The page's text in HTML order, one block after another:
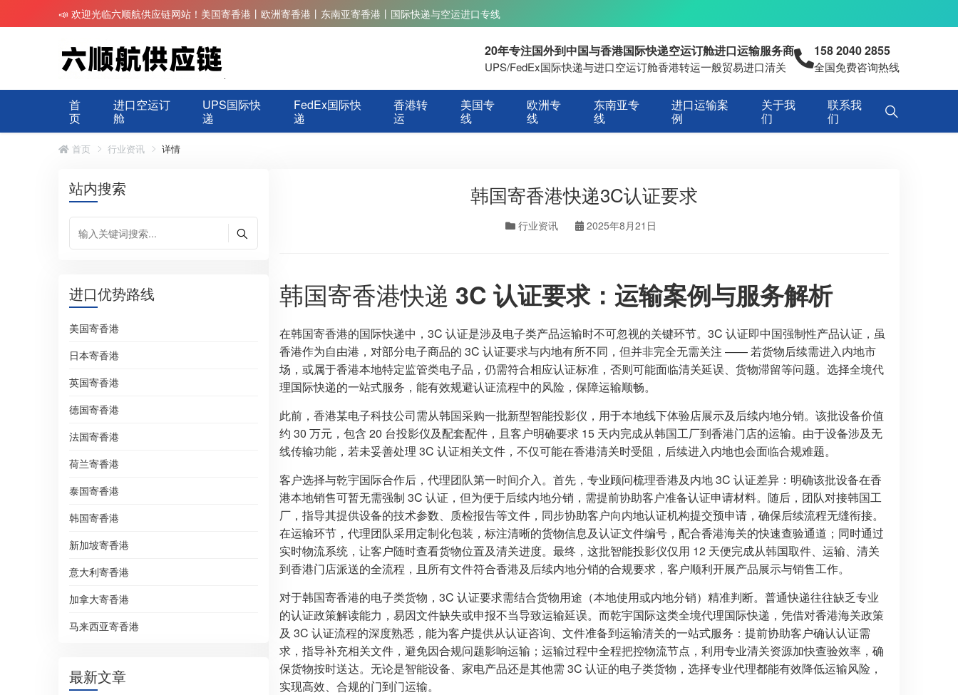
📣 欢迎光临六顺航供应链网站！美国寄香港丨欧洲寄香港丨东南亚寄香港丨国际快递与空运进口专线
20年专注国外到中国与香港国际快递空运订舱进口运输服务商
UPS/FedEx国际快递与进口空运订舱香港转运一般贸易进口清关
158 2040 2855
全国免费咨询热线
首
页
进口空运订
舱
UPS国际快
递
FedEx国际快
递
香港转
运
美国专
线
欧洲专
线
东南亚专
线
进口运输案
例
关于我
们
联系我
们
首页 行业资讯 详情
站内搜索
进口优势路线
美国寄香港
日本寄香港
英国寄香港
德国寄香港
法国寄香港
荷兰寄香港
泰国寄香港
韩国寄香港
新加坡寄香港
意大利寄香港
加拿大寄香港
马来西亚寄香港
最新文章
韩国寄香港快递3C认证要求
行业资讯 2025年8月21日
韩国寄香港快递 3C 认证要求：运输案例与服务解析
在韩国寄香港的国际快递中，3C 认证是涉及电子类产品运输时不可忽视的关键环节。3C 认证即中国强制性产品认证，虽
香港作为自由港，对部分电子商品的 3C 认证要求与内地有所不同，但并非完全无需关注 —— 若货物后续需进入内地市
场，或属于香港本地特定监管类电子品，仍需符合相应认证标准，否则可能面临清关延误、货物滞留等问题。选择全境代
理国际快递的一站式服务，能有效规避认证流程中的风险，保障运输顺畅。
此前，香港某电子科技公司需从韩国采购一批新型智能投影仪，用于本地线下体验店展示及后续内地分销。该批设备价值
约 30 万元，包含 20 台投影仪及配套配件，且客户明确要求 15 天内完成从韩国工厂到香港门店的运输。由于设备涉及无
线传输功能，若未妥善处理 3C 认证相关文件，不仅可能在香港清关时受阻，后续进入内地也会面临合规难题。
客户选择与乾宇国际合作后，代理团队第一时间介入。首先，专业顾问梳理香港及内地 3C 认证差异：明确该批设备在香
港本地销售可暂无需强制 3C 认证，但为便于后续内地分销，需提前协助客户准备认证申请材料。随后，团队对接韩国工
厂，指导其提供设备的技术参数、质检报告等文件，同步协助客户向内地认证机构提交预申请，确保后续流程无缝衔接。
在运输环节，代理团队采用定制化包装，标注清晰的货物信息及认证文件编号，配合香港海关的快速查验通道；同时通过
实时物流系统，让客户随时查看货物位置及清关进度。最终，这批智能投影仪仅用 12 天便完成从韩国取件、运输、清关
到香港门店派送的全流程，且所有文件符合香港及后续内地分销的合规要求，客户顺利开展产品展示与销售工作。
对于韩国寄香港的电子类货物，3C 认证要求需结合货物用途（本地使用或内地分销）精准判断。普通快递往往缺乏专业
的认证政策解读能力，易因文件缺失或申报不当导致运输延误。而乾宇国际这类全境代理国际快递，凭借对香港海关政策
及 3C 认证流程的深度熟悉，能为客户提供从认证咨询、文件准备到运输清关的一站式服务：提前协助客户确认认证需
求，指导补充相关文件，避免因合规问题影响运输；运输过程中全程把控物流节点，利用专业清关资源加快查验效率，确
保货物按时送达。无论是智能设备、家电产品还是其他需 3C 认证的电子类货物，选择专业代理都能有效降低运输风险，
实现高效、合规的门到门运输。